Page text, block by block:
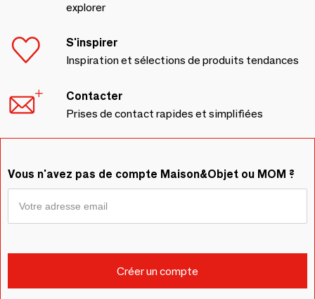
explorer
S'inspirer
Inspiration et sélections de produits tendances
Contacter
Prises de contact rapides et simplifiées
Vous n'avez pas de compte Maison&Objet ou MOM ?